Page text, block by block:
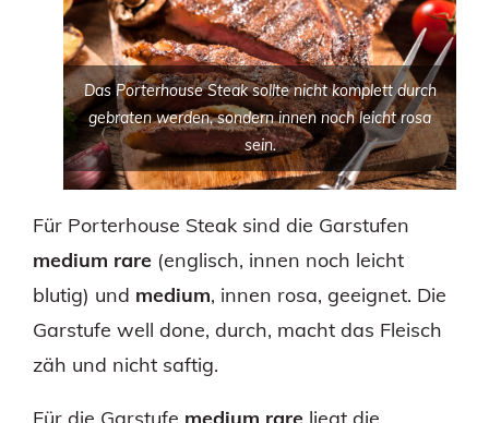
Das Porterhouse Steak sollte nicht komplett durch
gebraten werden, sondern innen noch leicht rosa
sein.
Für Porterhouse Steak sind die Garstufen
medium rare (englisch, innen noch leicht
blutig) und medium, innen rosa, geeignet. Die
Garstufe well done, durch, macht das Fleisch
zäh und nicht saftig.